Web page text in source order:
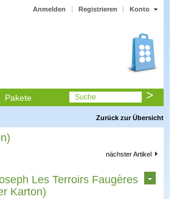
Konto
Anmelden Registrieren
Pakete Suche
Zurück zur Übersicht
nächster Artikel
Les Terroirs Faugères
Karton)